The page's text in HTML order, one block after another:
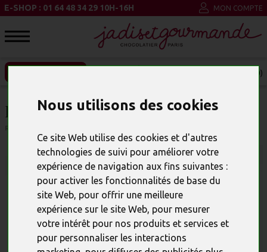
Nous utilisons des cookies
Ce site Web utilise des cookies et d'autres
technologies de suivi pour améliorer votre
expérience de navigation aux fins suivantes :
pour activer les fonctionnalités de base du
site Web, pour offrir une meilleure
expérience sur le site Web, pour mesurer
votre intérêt pour nos produits et services et
pour personnaliser les interactions
E-SHOP : 01 64 48 34 29 10H-16H MON COMPTE
MON PANIER (0)
ROBOT EN CHOCOLAT LAIT